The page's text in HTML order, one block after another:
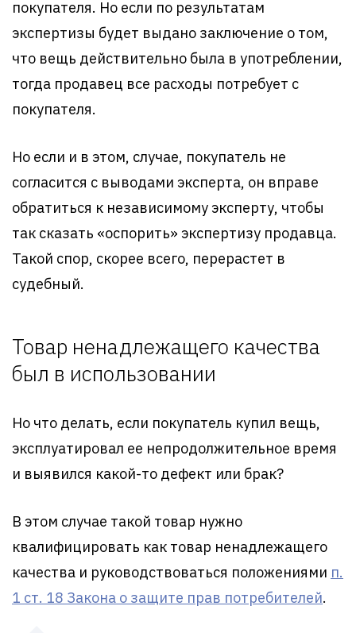
покупателя. Но если по результатам
экспертизы будет выдано заключение о том,
что вещь действительно была в употреблении,
тогда продавец все расходы потребует с
покупателя.
Но если и в этом, случае, покупатель не
согласится с выводами эксперта, он вправе
обратиться к независимому эксперту, чтобы
так сказать «оспорить» экспертизу продавца.
Такой спор, скорее всего, перерастет в
судебный.
Товар ненадлежащего качества
был в использовании
Но что делать, если покупатель купил вещь,
эксплуатировал ее непродолжительное время
и выявился какой-то дефект или брак?
В этом случае такой товар нужно
квалифицировать как товар ненадлежащего
качества и руководствоваться положениями п.
1 ст. 18 Закона о защите прав потребителей.